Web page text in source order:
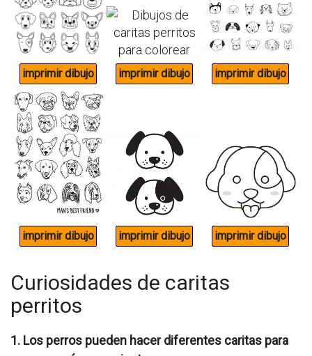
Curiosidades de caritas
perritos
1. Los perros pueden hacer diferentes caritas para